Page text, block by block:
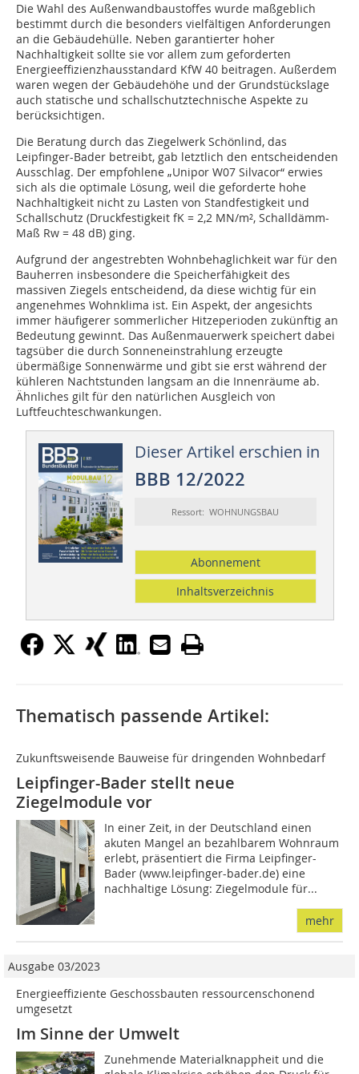
Die Wahl des Außenwandbaustoffes wurde maßgeblich
bestimmt durch die besonders vielfältigen Anforderungen
an die Gebäudehülle. Neben garantierter hoher
Nachhaltigkeit sollte sie vor allem zum geforderten
Energieeffizienzhausstandard KfW 40 beitragen. Außerdem
waren wegen der Gebäudehöhe und der Grundstückslage
auch statische und schallschutztechnische Aspekte zu
berücksichtigen.
Die Beratung durch das Ziegelwerk Schönlind, das
Leipfinger-Bader betreibt, gab letztlich den entscheidenden
Ausschlag. Der empfohlene „Unipor W07 Silvacor“ erwies
sich als die optimale Lösung, weil die geforderte hohe
Nachhaltigkeit nicht zu Lasten von Standfestigkeit und
Schallschutz (Druckfestigkeit fK = 2,2 MN/m², Schalldämm-
Maß Rw = 48 dB) ging.
Aufgrund der angestrebten Wohnbehaglichkeit war für den
Bauherren insbesondere die Speicherfähigkeit des
massiven Ziegels entscheidend, da diese wichtig für ein
angenehmes Wohnklima ist. Ein Aspekt, der angesichts
immer häufigerer sommerlicher Hitzeperioden zukünftig an
Bedeutung gewinnt. Das Außenmauerwerk speichert dabei
tagsüber die durch Sonneneinstrahlung erzeugte
übermäßige Sonnenwärme und gibt sie erst während der
kühleren Nachtstunden langsam an die Innenräume ab.
Ähnliches gilt für den natürlichen Ausgleich von
Luftfeuchteschwankungen.
Dieser Artikel erschien in
BBB 12/2022
Ressort: WOHNUNGSBAU
Abonnement
Inhaltsverzeichnis
Thematisch passende Artikel:
Zukunftsweisende Bauweise für dringenden Wohnbedarf
Leipfinger-Bader stellt neue
Ziegelmodule vor
In einer Zeit, in der Deutschland einen
akuten Mangel an bezahlbarem Wohnraum
erlebt, präsentiert die Firma Leipfinger-
Bader (www.leipfinger-bader.de) eine
nachhaltige Lösung: Ziegelmodule für...
mehr
Ausgabe 03/2023
Energieeffiziente Geschossbauten ressourcenschonend
umgesetzt
Im Sinne der Umwelt
Zunehmende Materialknappheit und die